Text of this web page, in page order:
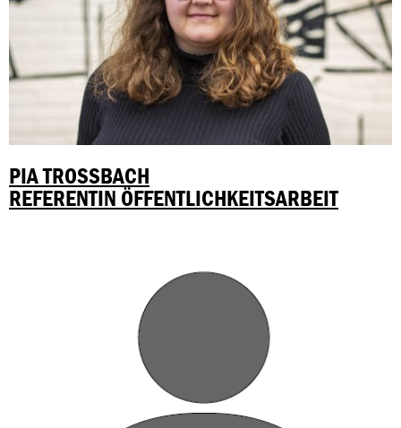
PIA TROSSBACH
REFERENTIN ÖFFENTLICHKEITSARBEIT